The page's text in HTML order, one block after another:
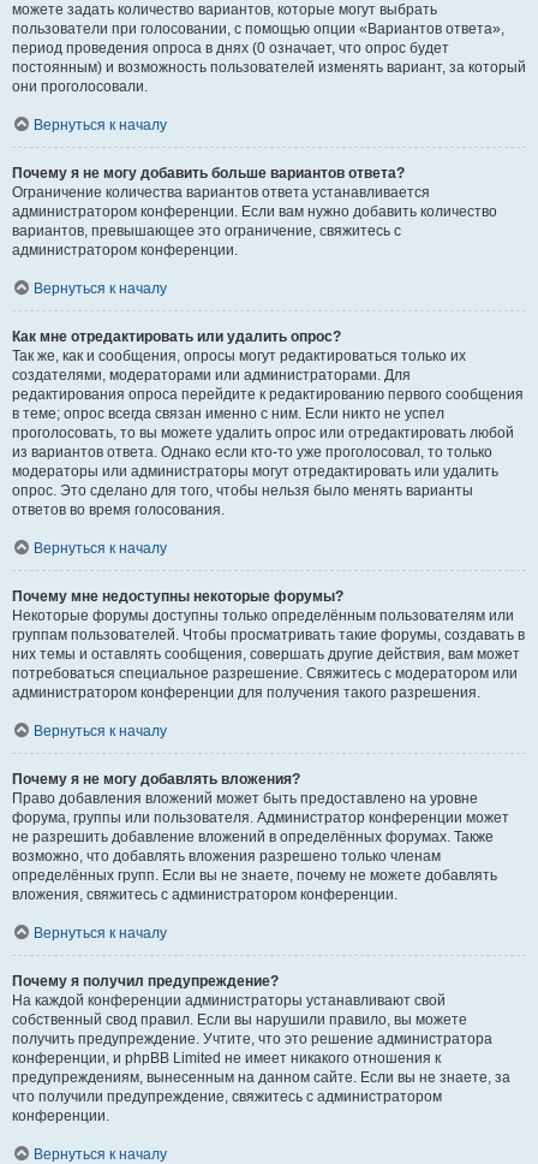
можете задать количество вариантов, которые могут выбрать
пользователи при голосовании, с помощью опции «Вариантов ответа»,
период проведения опроса в днях (0 означает, что опрос будет
постоянным) и возможность пользователей изменять вариант, за который
они проголосовали.
Вернуться к началу
Почему я не могу добавить больше вариантов ответа?
Ограничение количества вариантов ответа устанавливается
администратором конференции. Если вам нужно добавить количество
вариантов, превышающее это ограничение, свяжитесь с
администратором конференции.
Вернуться к началу
Как мне отредактировать или удалить опрос?
Так же, как и сообщения, опросы могут редактироваться только их
создателями, модераторами или администраторами. Для
редактирования опроса перейдите к редактированию первого сообщения
в теме; опрос всегда связан именно с ним. Если никто не успел
проголосовать, то вы можете удалить опрос или отредактировать любой
из вариантов ответа. Однако если кто-то уже проголосовал, то только
модераторы или администраторы могут отредактировать или удалить
опрос. Это сделано для того, чтобы нельзя было менять варианты
ответов во время голосования.
Вернуться к началу
Почему мне недоступны некоторые форумы?
Некоторые форумы доступны только определённым пользователям или
группам пользователей. Чтобы просматривать такие форумы, создавать в
них темы и оставлять сообщения, совершать другие действия, вам может
потребоваться специальное разрешение. Свяжитесь с модератором или
администратором конференции для получения такого разрешения.
Вернуться к началу
Почему я не могу добавлять вложения?
Право добавления вложений может быть предоставлено на уровне
форума, группы или пользователя. Администратор конференции может
не разрешить добавление вложений в определённых форумах. Также
возможно, что добавлять вложения разрешено только членам
определённых групп. Если вы не знаете, почему не можете добавлять
вложения, свяжитесь с администратором конференции.
Вернуться к началу
Почему я получил предупреждение?
На каждой конференции администраторы устанавливают свой
собственный свод правил. Если вы нарушили правило, вы можете
получить предупреждение. Учтите, что это решение администратора
конференции, и phpBB Limited не имеет никакого отношения к
предупреждениям, вынесенным на данном сайте. Если вы не знаете, за
что получили предупреждение, свяжитесь с администратором
конференции.
Вернуться к началу